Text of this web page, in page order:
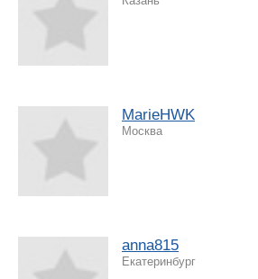
MarieHWK
Москва
anna815
Екатеринбург